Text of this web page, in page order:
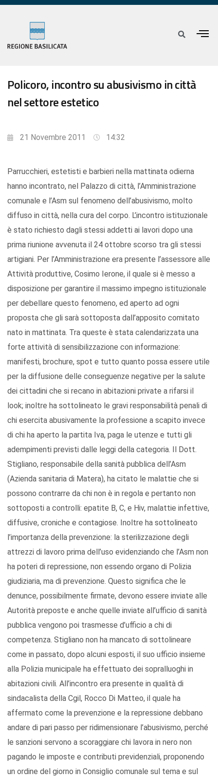
Policoro, incontro su abusivismo in città
nel settore estetico
21 Novembre 2011 14:32
Parrucchieri, estetisti e barbieri nella mattinata odierna
hanno incontrato, nel Palazzo di città, l’Amministrazione
comunale e l’Asm sul fenomeno dell’abusivismo, molto
diffuso in città, nella cura del corpo. L’incontro istituzionale
è stato richiesto dagli stessi addetti ai lavori dopo una
prima riunione avvenuta il 24 ottobre scorso tra gli stessi
artigiani. Per l’Amministrazione era presente l’assessore alle
Attività produttive, Cosimo Ierone, il quale si è messo a
disposizione per garantire il massimo impegno istituzionale
per debellare questo fenomeno, ed aperto ad ogni
proposta che gli sarà sottoposta dall’apposito comitato
nato in mattinata. Tra queste è stata calendarizzata una
forte attività di sensibilizzazione con informazione:
manifesti, brochure, spot e tutto quanto possa essere utile
per la diffusione delle conseguenze negative per la salute
dei cittadini che si recano in abitazioni private a rifarsi il
look; inoltre ha sottolineato le gravi responsabilità penali di
chi esercita abusivamente la professione a scapito invece
di chi ha aperto la partita Iva, paga le utenze e tutti gli
adempimenti previsti dalle leggi della categoria. Il Dott.
Stigliano, responsabile della sanità pubblica dell’Asm
(Azienda sanitaria di Matera), ha citato le malattie che si
possono contrarre da chi non è in regola e pertanto non
sottoposti a controlli: epatite B, C, e Hiv, malattie infettive,
diffusive, croniche e contagiose. Inoltre ha sottolineato
l’importanza della prevenzione: la sterilizzazione degli
attrezzi di lavoro prima dell’uso evidenziando che l’Asm non
ha poteri di repressione, non essendo organo di Polizia
giudiziaria, ma di prevenzione. Questo significa che le
denunce, possibilmente firmate, devono essere inviate alle
Autorità preposte e anche quelle inviate all’ufficio di sanità
pubblica vengono poi trasmesse d’ufficio a chi di
competenza. Stigliano non ha mancato di sottolineare
come in passato, dopo alcuni esposti, il suo ufficio insieme
alla Polizia municipale ha effettuato dei sopralluoghi in
abitazioni civili. All’incontro era presente in qualità di
sindacalista della Cgil, Rocco Di Matteo, il quale ha
affermato come la prevenzione e la repressione debbano
andare di pari passo per ridimensionare l’abusivismo, perché
le sanzioni servono a scoraggiare chi lavora in nero non
pagando le imposte e contributi previdenziali, proponendo
un ordine del giorno in Consiglio comunale sul tema e sul